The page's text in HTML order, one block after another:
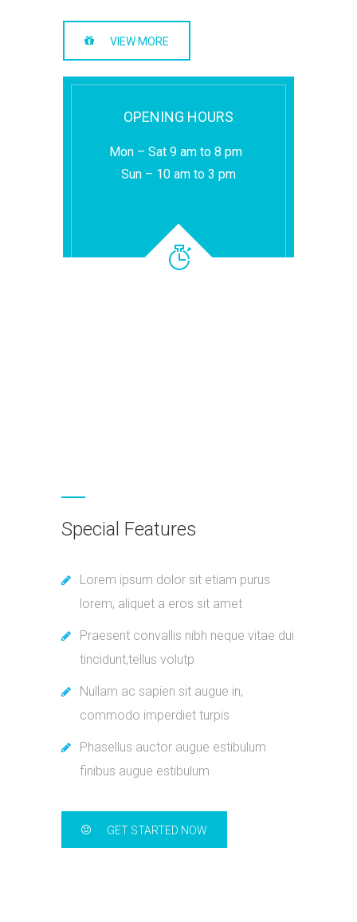
VIEW MORE
OPENING HOURS
Mon – Sat 9 am to 8 pm
Sun – 10 am to 3 pm
Special Features
Lorem ipsum dolor sit etiam purus
lorem, aliquet a eros sit amet
Praesent convallis nibh neque vitae dui
tincidunt,tellus volutp
Nullam ac sapien sit augue in,
commodo imperdiet turpis
Phasellus auctor augue estibulum
finibus augue estibulum
GET STARTED NOW